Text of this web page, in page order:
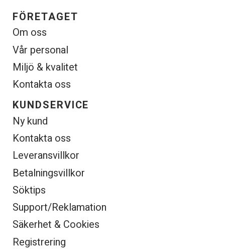
FÖRETAGET
Om oss
Vår personal
Miljö & kvalitet
Kontakta oss
KUNDSERVICE
Ny kund
Kontakta oss
Leveransvillkor
Betalningsvillkor
Söktips
Support/Reklamation
Säkerhet & Cookies
Registrering